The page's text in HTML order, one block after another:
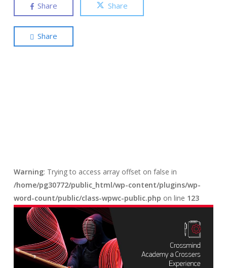
Share Share
Share
Warning: Trying to access array offset on false in
/home/pg30772/public_html/wp-content/plugins/wp-
word-count/public/class-wpwc-public.php on line 123